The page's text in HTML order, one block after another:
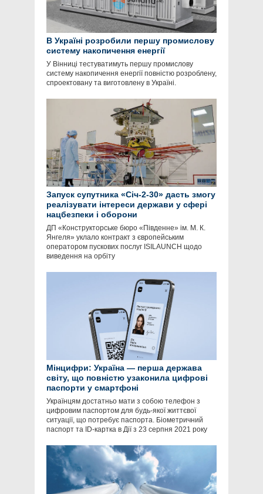
В Україні розробили першу промислову
систему накопичення енергії
У Вінниці тестуватимуть першу промислову
систему накопичення енергії повністю розроблену,
спроектовану та виготовлену в Україні.
Запуск супутника «Січ-2-30» дасть змогу
реалізувати інтереси держави у сфері
нацбезпеки і оборони
ДП «Конструкторське бюро «Південне» ім. М. К.
Янгеля» уклало контракт з європейським
оператором пускових послуг ISILAUNCH щодо
виведення на орбіту
Мінцифри: Україна — перша держава
світу, що повністю узаконила цифрові
паспорти у смартфоні
Українцям достатньо мати з собою телефон з
цифровим паспортом для будь-якої життєвої
ситуації, що потребує паспорта. Біометричний
паспорт та ID-картка в Дії з 23 серпня 2021 року